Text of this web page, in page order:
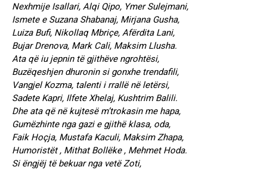
Nexhmije Isallari, Alqi Qipo, Ymer Sulejmani,
Ismete e Suzana Shabanaj, Mirjana Gusha,
Luiza Bufi, Nikollaq Mbriçe, Afërdita Lani,
Bujar Drenova, Mark Cali, Maksim Llusha.
Ata që iu jepnin të gjithëve ngrohtësi,
Buzëqeshjen dhuronin si gonxhe trendafili,
Vangjel Kozma, talenti i rrallë në letërsi,
Sadete Kapri, Ilfete Xhelaj, Kushtrim Balili.
Dhe ata që në kujtesë m’trokasin me hapa,
Gumëzhinte nga gazi e gjithë klasa, oda,
Faik Hoçja, Mustafa Kaculi, Maksim Zhapa,
Humoristët , Mithat Bollëke , Mehmet Hoda.
Si ëngjëj të bekuar nga vetë Zoti,